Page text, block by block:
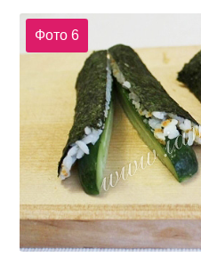
Фото 6